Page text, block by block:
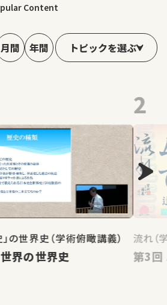
Content
月間 年間 トピックを選ぶ
」の世界史（学術俯瞰講義）
第1回 世界の世界史
2
流れ（